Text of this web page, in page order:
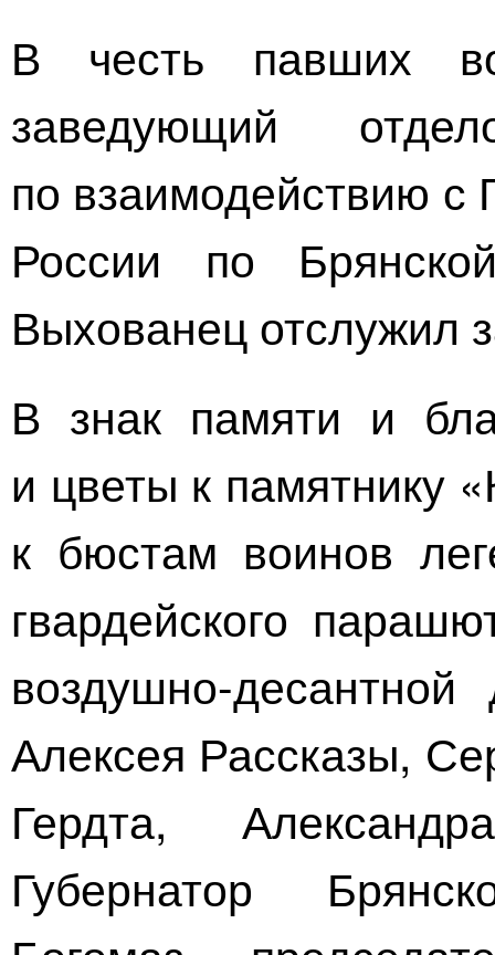
В честь павших
заведующий
по взаимодействию
России по
Выхованец отслужил
В знак памяти и
и цветы к памятнику
к бюстам воинов
гвардейского
воздушно-десантной
Алексея Рассказы,
Гердта,
Губернатор